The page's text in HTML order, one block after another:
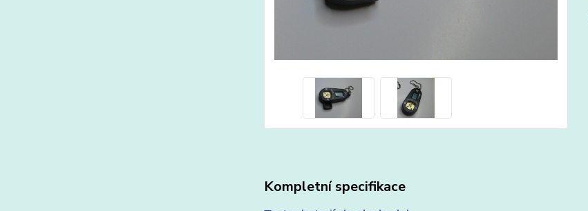
Kompletní specifikace